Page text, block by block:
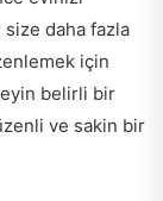
daha fazla
için
belirli bir
ve sakin bir